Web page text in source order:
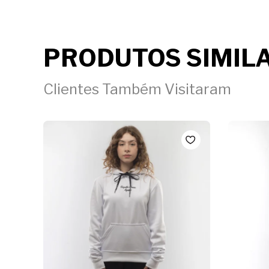
PRODUTOS
Clientes Também Visitaram